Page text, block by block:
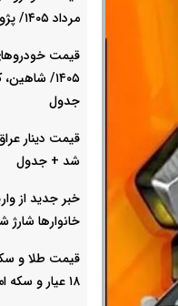
مرداد ۱۴۰۵/ پژو ۲۰۷، تارا و دناپلاس چند؟ + جدول
۱۴۰۵/
جدول
شد + جدول
خانوارها شارژ
۱۸ عیار و سکه امامی امروز چند؟ + جدول